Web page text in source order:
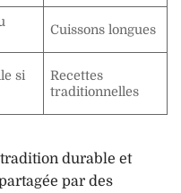
Cuissons longues
si
Recettes
traditionnelles
durable et
par des